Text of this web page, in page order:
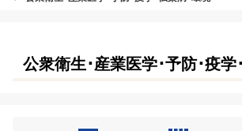
公衆衛生･産業医学･予防･疫学